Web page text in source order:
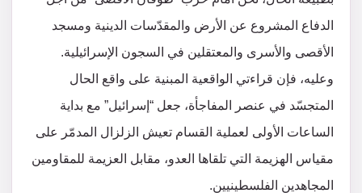
الدفاع المشروع عن الأرض والمقدّسات الدينية ومسجد
الأقصى والأسرى والمعتقلين في السجون الإسرائيلية.
وعليه، فإن قراءتي الواقعية المبنية على واقع الحال
المتجسّد في عنصر المفاجأة، جعل “إسرائيل” مع بداية
الساعات الأولى لعملية القسام تعيش الزلزال المدمّر على
مقياس الهزيمة التي تلقاها العدو، مقابل العزيمة للمقاومين
المجاهدين الفلسطينيين.